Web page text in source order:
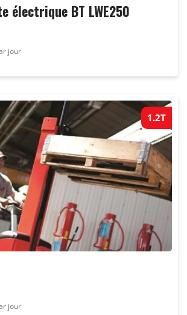
électrique BT LWE250
jour
1.2T
jour